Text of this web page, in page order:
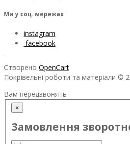
Ми у соц. мережах
instagram
facebook
Створено OpenCart
Покрівельні роботи та матеріали ©
Вам передзвонять
×
Замовлення